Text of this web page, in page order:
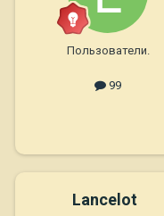
Пользователи.
99
Lancelot